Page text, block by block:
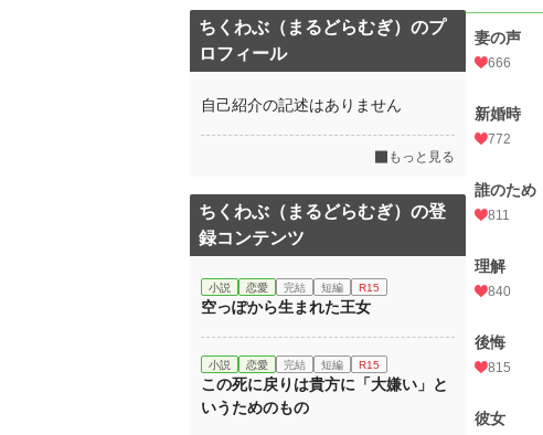
妻の声
666
新婚時
772
誰のため
811
理解
840
後悔
815
彼女
ちくわぶ（まるどらむぎ）のプ
ロフィール
自己紹介の記述はありません
もっと見る
ちくわぶ（まるどらむぎ）の登
録コンテンツ
小説 恋愛 完結 短編 R15
空っぽから生まれた王女
小説 恋愛 完結 短編 R15
この死に戻りは貴方に「大嫌い」と
いうためのもの